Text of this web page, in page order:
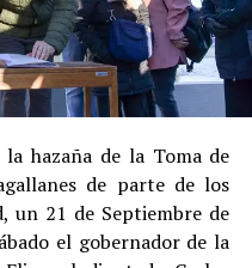
irreprochable , al no
previos.
sumadas al
la posibilidad de un
penitenciario.
y nueva investigación
hazaña de la Toma de
de parte de los
un 21 de Septiembre de
el gobernador de la